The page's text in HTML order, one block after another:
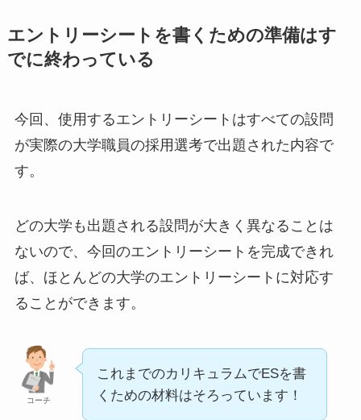
エントリーシートを書くための準備はす
でに終わっている
今回、使用するエントリーシートはすべての設問
が実際の大学職員の採用選考で出題された内容で
す。
どの大学も出題される設問が大きく異なることは
ないので、今回のエントリーシートを完成できれ
ば、ほとんどの大学のエントリーシートに対応す
ることができます。
コーチ
これまでのカリキュラムでESを書
くための材料はそろっています！